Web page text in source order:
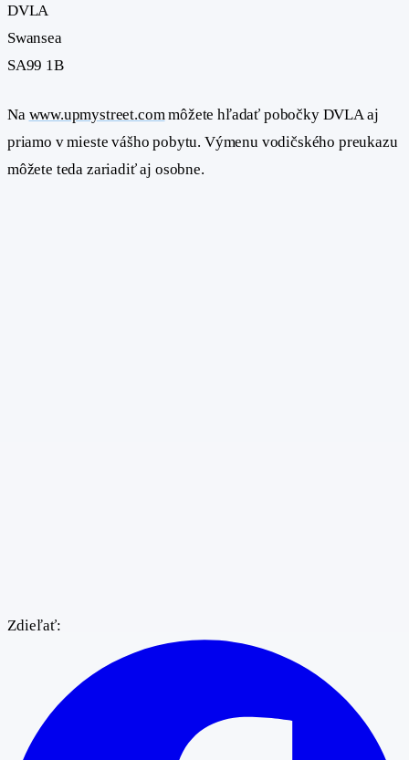
DVLA
Swansea
SA99 1B
Na www.upmystreet.com môžete hľadať pobočky DVLA aj
priamo v mieste vášho pobytu. Výmenu vodičského preukazu
môžete teda zariadiť aj osobne.
Zdieľať: